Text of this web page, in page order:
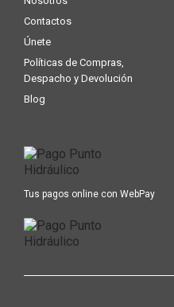
Contactos
Únete
Políticas de Compras,
Despacho y Devolución
Blog
Tus pagos online con WebPay